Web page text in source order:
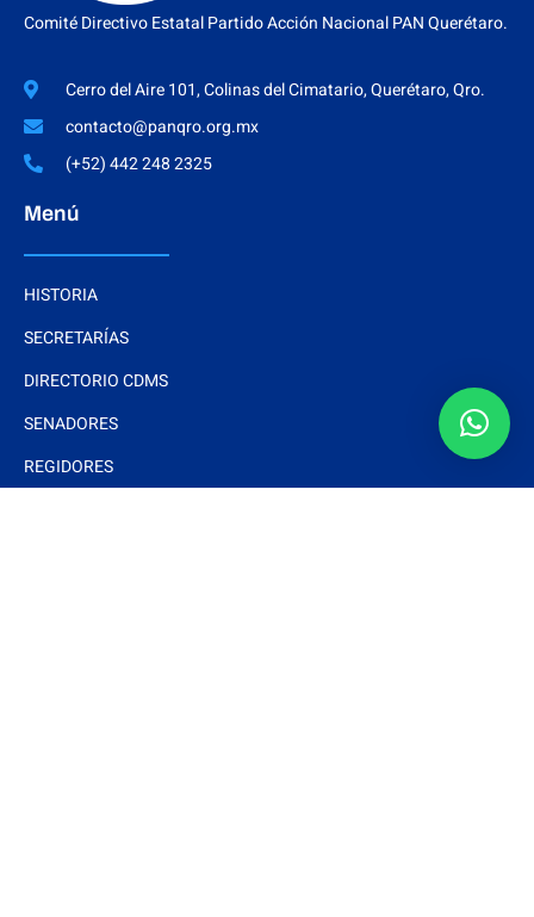
Comité Directivo Estatal Partido Acción Nacional PAN Querétaro.
Cerro del Aire 101, Colinas del Cimatario, Querétaro, Qro.
contacto@panqro.org.mx
(+52) 442 248 2325
Menú
HISTORIA
SECRETARÍAS
DIRECTORIO CDMS
SENADORES
REGIDORES